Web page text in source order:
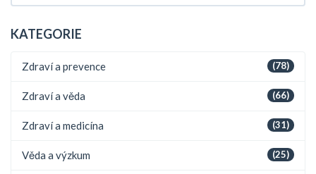
KATEGORIE
(78)
Zdraví a prevence
(66)
Zdraví a věda
(31)
Zdraví a medicína
(25)
Věda a výzkum